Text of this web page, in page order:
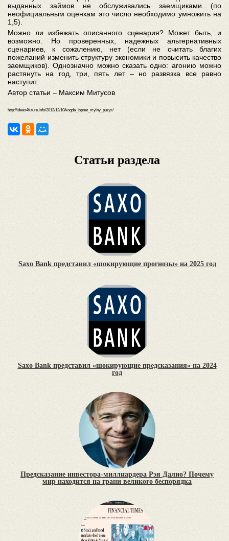
выданных займов не обслуживались заемщиками (по
неофициальным оценкам это число необходимо умножить на
1,5).
Можно ли избежать описанного сценария? Может быть, и
возможно. Но проверенных, надежных альтернативных
сценариев, к сожалению, нет (если не считать благих
пожеланий изменить структуру экономики и повысить качество
заемщиков). Однозначно можно сказать одно: агонию можно
растянуть на год, три, пять лет – но развязка все равно
наступит.
Автор статьи – Максим Митусов
http://ideas4future.info/2013/12/10/kogda_lopnet_mylny_puzyr/
Статьи раздела
Saxo Bank представил «шокирующие прогнозы» на 2025 год
Saxo Bank представил «шокирующие предсказания» на 2024
год
Предсказание инвестора-миллиардера Рэя Далио? Почему
мир находится на грани великого беспорядка